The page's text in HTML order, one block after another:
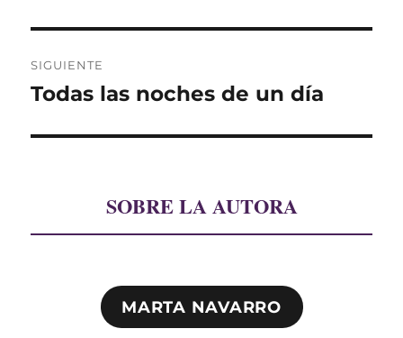
SIGUIENTE
Entrada
Todas las noches de un día
SOBRE LA AUTORA
MARTA NAVARRO